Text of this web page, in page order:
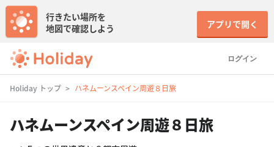
ログイン
行きたい場所を
地図で確認しよう
アプリで開く
Holiday トップ ハネムーンスペイン周遊８日旅
ハネムーンスペイン周遊８日旅